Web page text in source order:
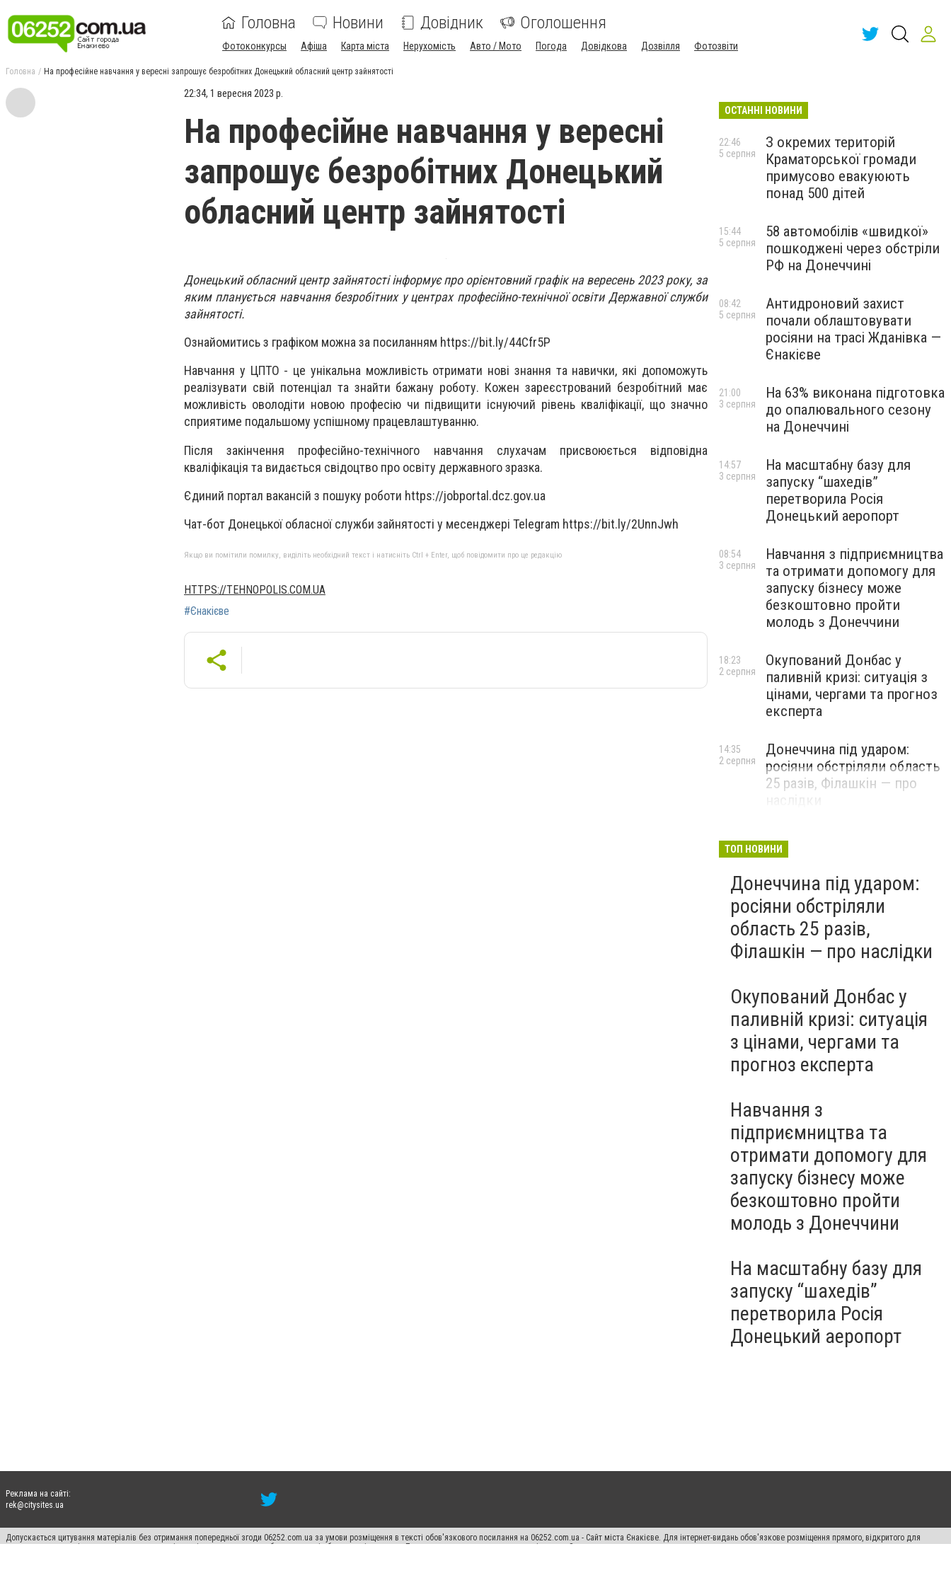
Головна Новини Довідник Оголошення
Фотоконкурсы Афіша Карта міста Нерухомість Авто / Мото Погода Довідкова Дозвілля Фотозвіти
Головна На професійне навчання у вересні запрошує безробітних Донецький обласний центр зайнятості
22:34, 1 вересня 2023 р.
На професійне навчання у вересні
запрошує безробітних Донецький
обласний центр зайнятості
Донецький обласний центр зайнятості інформує про орієнтовний графік на вересень 2023 року, за
яким планується навчання безробітних у центрах професійно-технічної освіти Державної служби
зайнятості.
Ознайомитись з графіком можна за посиланням https://bit.ly/44Cfr5P
Навчання у ЦПТО - це унікальна можливість отримати нові знання та навички, які допоможуть
реалізувати свій потенціал та знайти бажану роботу. Кожен зареєстрований безробітний має
можливість оволодіти новою професію чи підвищити існуючий рівень кваліфікації, що значно
сприятиме подальшому успішному працевлаштуванню.
Після закінчення професійно-технічного навчання слухачам присвоюється відповідна
кваліфікація та видається свідоцтво про освіту державного зразка.
Єдиний портал вакансій з пошуку роботи https://jobportal.dcz.gov.ua
Чат-бот Донецької обласної служби зайнятості у месенджері Telegram https://bit.ly/2UnnJwh
Якщо ви помітили помилку, виділіть необхідний текст і натисніть Ctrl + Enter, щоб повідомити про це редакцію
HTTPS://TEHNOPOLIS.COM.UA
#Єнакієве
ОСТАННІ НОВИНИ
З окремих територій
Краматорської громади
примусово евакуюють
понад 500 дітей
22:46
5 серпня
58 автомобілів «швидкої»
пошкоджені через обстріли
РФ на Донеччині
15:44
5 серпня
Антидроновий захист
почали облаштовувати
росіяни на трасі Жданівка —
Єнакієве
08:42
5 серпня
На 63% виконана підготовка
до опалювального сезону
на Донеччині
21:00
3 серпня
На масштабну базу для
запуску “шахедів”
перетворила Росія
Донецький аеропорт
14:57
3 серпня
Навчання з підприємництва
та отримати допомогу для
запуску бізнесу може
безкоштовно пройти
молодь з Донеччини
08:54
3 серпня
Окупований Донбас у
паливній кризі: ситуація з
цінами, чергами та прогноз
експерта
18:23
2 серпня
Донеччина під ударом:
росіяни обстріляли область
25 разів, Філашкін — про
14:35
2 серпня
ТОП НОВИНИ
Донеччина під ударом:
росіяни обстріляли
область 25 разів,
Філашкін — про наслідки
Окупований Донбас у
паливній кризі: ситуація
з цінами, чергами та
прогноз експерта
Навчання з
підприємництва та
отримати допомогу для
запуску бізнесу може
безкоштовно пройти
молодь з Донеччини
На масштабну базу для
запуску “шахедів”
перетворила Росія
Донецький аеропорт
Реклама на сайті:
rek@citysites.ua
Допускається цитування матеріалів без отримання попередньої згоди 06252.com.ua за умови розміщення в тексті обов'язкового посилання на 06252.com.ua - Сайт міста Єнакієве. Для інтернет-видань обов'язкове розміщення прямого, відкритого для
пошукових систем гіперпосилання на цитовані статті не нижче другого абзацу в тексті або в якості джерела. Порушення виняткових прав переслідується Законом.